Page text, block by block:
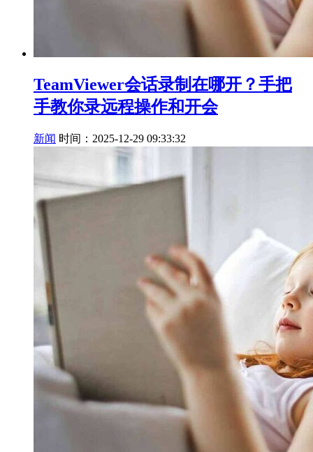
TeamViewer会话录制在哪开？手把
手教你录远程操作和开会
新闻 时间：2025-12-29 09:33:32